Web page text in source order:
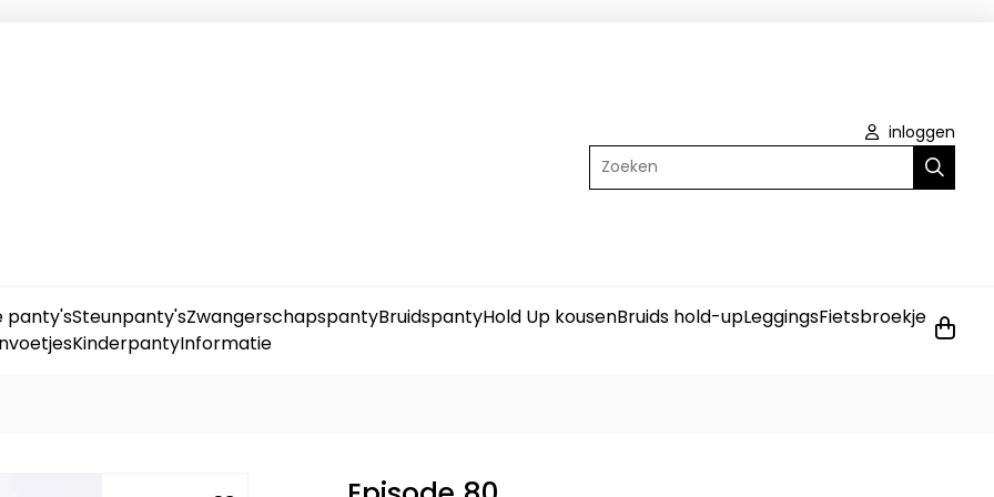
inloggen
Zoeken
panty'sSteunpanty'sZwangerschapspantyBruidspantyHold Up kousenBruids hold-upLeggingsFietsbroekje
KinderpantyInformatie